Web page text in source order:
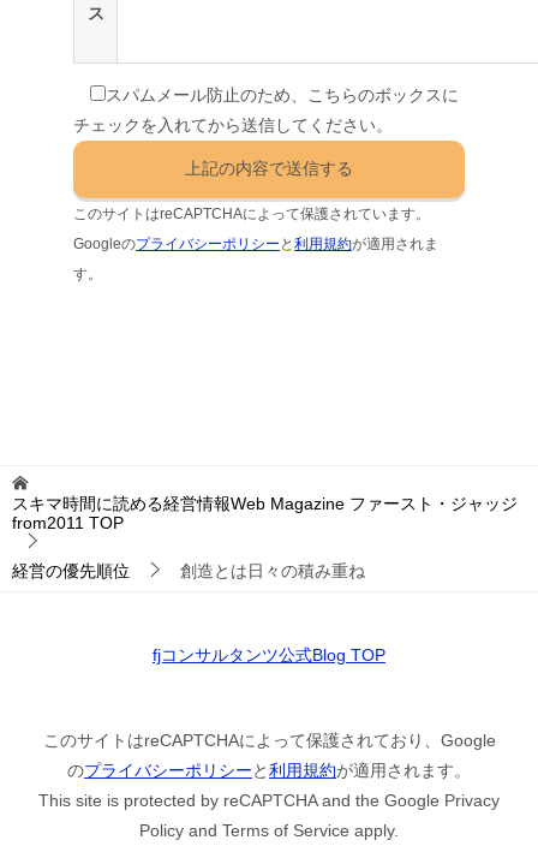
ス
スパムメール防止のため、こちらのボックスに
チェックを入れてから送信してください。
このサイトはreCAPTCHAによって保護されています。
Googleのプライバシーポリシー と利用規約が適用されま
す。
スキマ時間に読める経営情報Web Magazine ファースト・ジャッジ
from2011 TOP
経営の優先順位 創造とは日々の積み重ね
fjコンサルタンツ公式Blog TOP
このサイトはreCAPTCHAによって保護されており、Google
のプライバシーポリシーと利用規約が適用されます。
This site is protected by reCAPTCHA and the Google Privacy
Policy and Terms of Service apply.